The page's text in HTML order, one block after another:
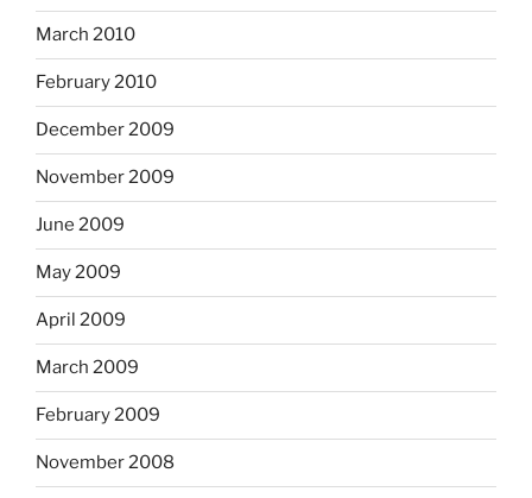
March 2010
February 2010
December 2009
November 2009
June 2009
May 2009
April 2009
March 2009
February 2009
November 2008